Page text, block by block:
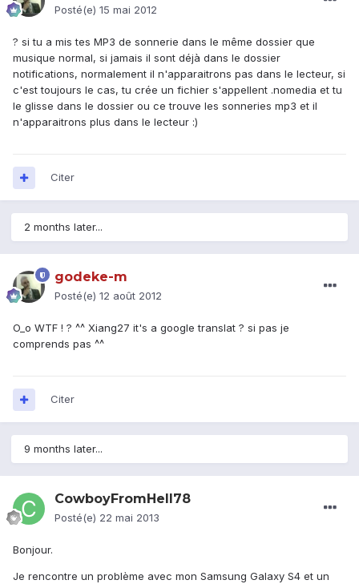
Posté(e) 15 mai 2012
? si tu a mis tes MP3 de sonnerie dans le même dossier que
musique normal, si jamais il sont déjà dans le dossier
notifications, normalement il n'apparaitrons pas dans le lecteur, si
c'est toujours le cas, tu crée un fichier s'appellent .nomedia et tu
le glisse dans le dossier ou ce trouve les sonneries mp3 et il
n'apparaitrons plus dans le lecteur :)
Citer
2 months later...
godeke-m
Posté(e) 12 août 2012
O_o WTF ! ? ^^ Xiang27 it's a google translat ? si pas je
comprends pas ^^
Citer
9 months later...
CowboyFromHell78
Posté(e) 22 mai 2013
Bonjour.
Je rencontre un problème avec mon Samsung Galaxy S4 et un